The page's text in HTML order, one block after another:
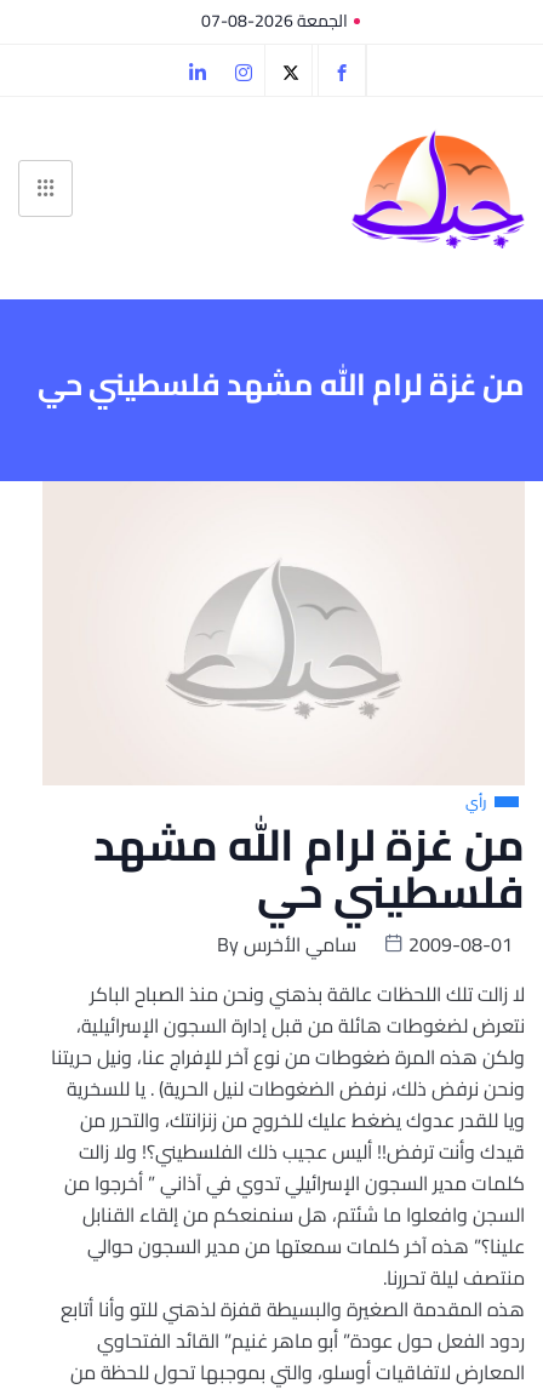
الجمعة 2026-08-07
من غزة لرام الله مشهد فلسطيني حي
رأي
من غزة لرام الله مشهد
فلسطيني حي
Byسامي الأخرس
2009-08-01
لا زالت تلك اللحظات عالقة بذهني ونحن منذ الصباح الباكر
نتعرض لضغوطات هائلة من قبل إدارة السجون الإسرائيلية،
ولكن هذه المرة ضغوطات من نوع آخر للإفراج عنا، ونيل حريتنا
ونحن نرفض ذلك، نرفض الضغوطات لنيل الحرية) . يا للسخرية
ويا للقدر عدوك يضغط عليك للخروج من زنزانتك، والتحرر من
قيدك وأنت ترفض!! أليس عجيب ذلك الفلسطيني؟! ولا زالت
كلمات مدير السجون الإسرائيلي تدوي في آذاني ” أخرجوا من
السجن وافعلوا ما شئتم، هل سنمنعكم من إلقاء القنابل
علينا؟” هذه آخر كلمات سمعتها من مدير السجون حوالي
منتصف ليلة تحررنا.
هذه المقدمة الصغيرة والبسيطة قفزة لذهني للتو وأنا أتابع
ردود الفعل حول عودة” أبو ماهر غنيم” القائد الفتحاوي
المعارض لاتفاقيات أوسلو، والتي بموجبها تحول للحظة من